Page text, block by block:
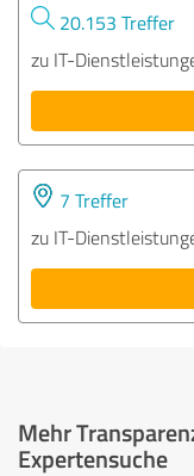
20.153 Treffer
zu IT-
7 Treffer
zu IT-
Mehr
Expertensuche